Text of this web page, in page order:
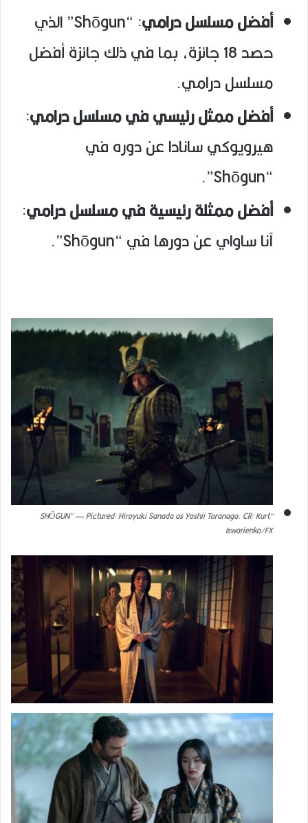
أفضل مسلسل درامي
: “Shōgun” الذي
حصد 18 جائزة، بما في ذلك جائزة أفضل
مسلسل درامي.
أفضل ممثل رئيسي في مسلسل درامي:
هيرويوكي سانادا عن دوره في
“Shōgun”.
أفضل ممثلة رئيسية في مسلسل درامي:
آنا ساواي عن دورها في “Shōgun”.
“SHŌGUN” — Pictured: Hiroyuki Sanada as Yoshii Toranaga. CR: Kurt
Iswarienko/FX